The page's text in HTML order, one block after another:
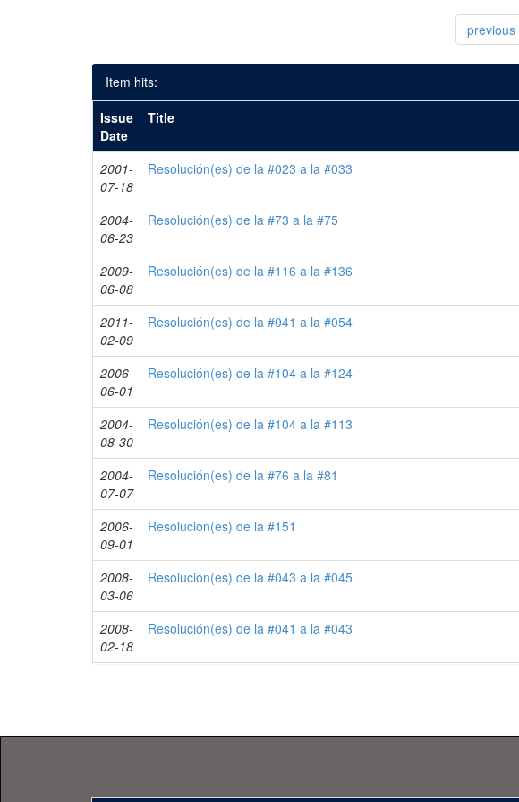
previous
Item hits:
Issue
Date
Title
2001-
07-18
Resolución(es) de la #023 a la #033
2004-
06-23
Resolución(es) de la #73 a la #75
2009-
06-08
Resolución(es) de la #116 a la #136
2011-
02-09
Resolución(es) de la #041 a la #054
2006-
06-01
Resolución(es) de la #104 a la #124
2004-
08-30
Resolución(es) de la #104 a la #113
2004-
07-07
Resolución(es) de la #76 a la #81
2006-
09-01
Resolución(es) de la #151
2008-
03-06
Resolución(es) de la #043 a la #045
2008-
02-18
Resolución(es) de la #041 a la #043